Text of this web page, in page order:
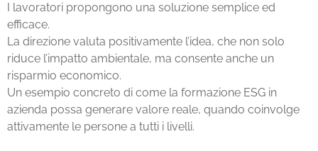
I lavoratori propongono una soluzione semplice ed
efficace.
La direzione valuta positivamente l’idea, che non solo
riduce l’impatto ambientale, ma consente anche un
risparmio economico.
Un esempio concreto di come la formazione ESG in
azienda possa generare valore reale, quando coinvolge
attivamente le persone a tutti i livelli.